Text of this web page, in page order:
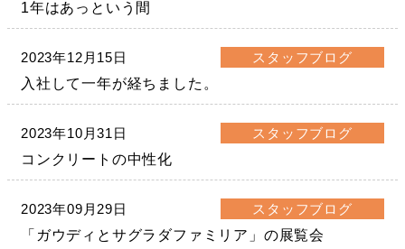
1年はあっという間
2023年12月15日
スタッフブログ
入社して一年が経ちました。
2023年10月31日
スタッフブログ
コンクリートの中性化
2023年09月29日
スタッフブログ
「ガウディとサグラダファミリア」の展覧会